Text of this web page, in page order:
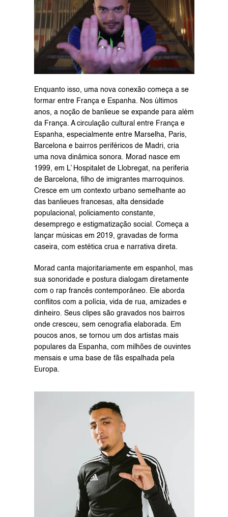
Enquanto isso, uma nova conexão começa a se
formar entre França e Espanha. Nos últimos
anos, a noção de banlieue se expande para além
da França. A circulação cultural entre França e
Espanha, especialmente entre Marselha, Paris,
Barcelona e bairros periféricos de Madri, cria
uma nova dinâmica sonora. Morad nasce em
1999, em L’ Hospitalet de Llobregat, na periferia
de Barcelona, filho de imigrantes marroquinos.
Cresce em um contexto urbano semelhante ao
das banlieues francesas, alta densidade
populacional, policiamento constante,
desemprego e estigmatização social. Começa a
lançar músicas em 2019, gravadas de forma
caseira, com estética crua e narrativa direta.
Morad canta majoritariamente em espanhol, mas
sua sonoridade e postura dialogam diretamente
com o rap francês contemporâneo. Ele aborda
conflitos com a polícia, vida de rua, amizades e
dinheiro. Seus clipes são gravados nos bairros
onde cresceu, sem cenografia elaborada. Em
poucos anos, se tornou um dos artistas mais
populares da Espanha, com milhões de ouvintes
mensais e uma base de fãs espalhada pela
Europa.